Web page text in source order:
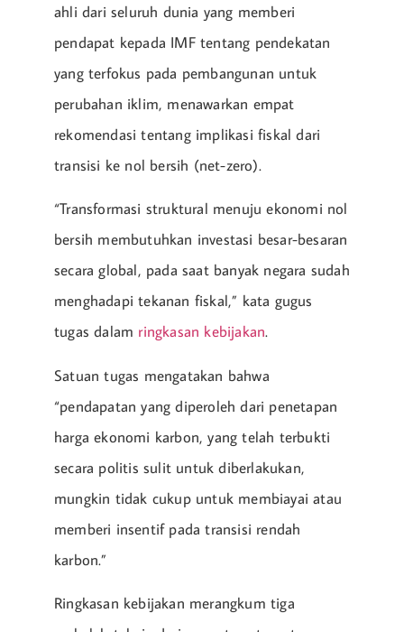
ahli dari seluruh dunia yang memberi
pendapat kepada IMF tentang pendekatan
yang terfokus pada pembangunan untuk
perubahan iklim, menawarkan empat
rekomendasi tentang implikasi fiskal dari
transisi ke nol bersih (net-zero).
“Transformasi struktural menuju ekonomi nol
bersih membutuhkan investasi besar-besaran
secara global, pada saat banyak negara sudah
menghadapi tekanan fiskal,” kata gugus
tugas dalam ringkasan kebijakan.
Satuan tugas mengatakan bahwa
“pendapatan yang diperoleh dari penetapan
harga ekonomi karbon, yang telah terbukti
secara politis sulit untuk diberlakukan,
mungkin tidak cukup untuk membiayai atau
memberi insentif pada transisi rendah
karbon.”
Ringkasan kebijakan merangkum tiga